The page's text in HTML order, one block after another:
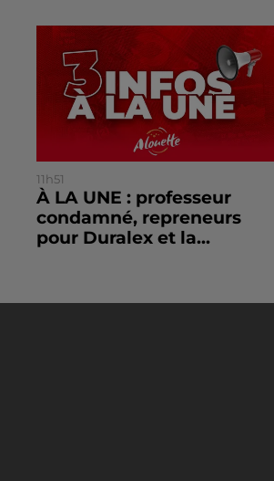
11h51
À LA UNE : professeur
condamné, repreneurs
pour Duralex et la...